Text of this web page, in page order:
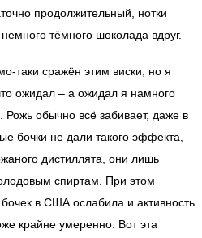
продолжительный, нотки
тёмного шоколада вдруг.
таки сражён этим виски, но я
ожидал – а ожидал я намного
обычно всё забивает, даже в
бочки не дали такого эффекта,
дистиллята, они лишь
спиртам. При этом
в США ослабила и активность
крайне умеренно. Вот эта